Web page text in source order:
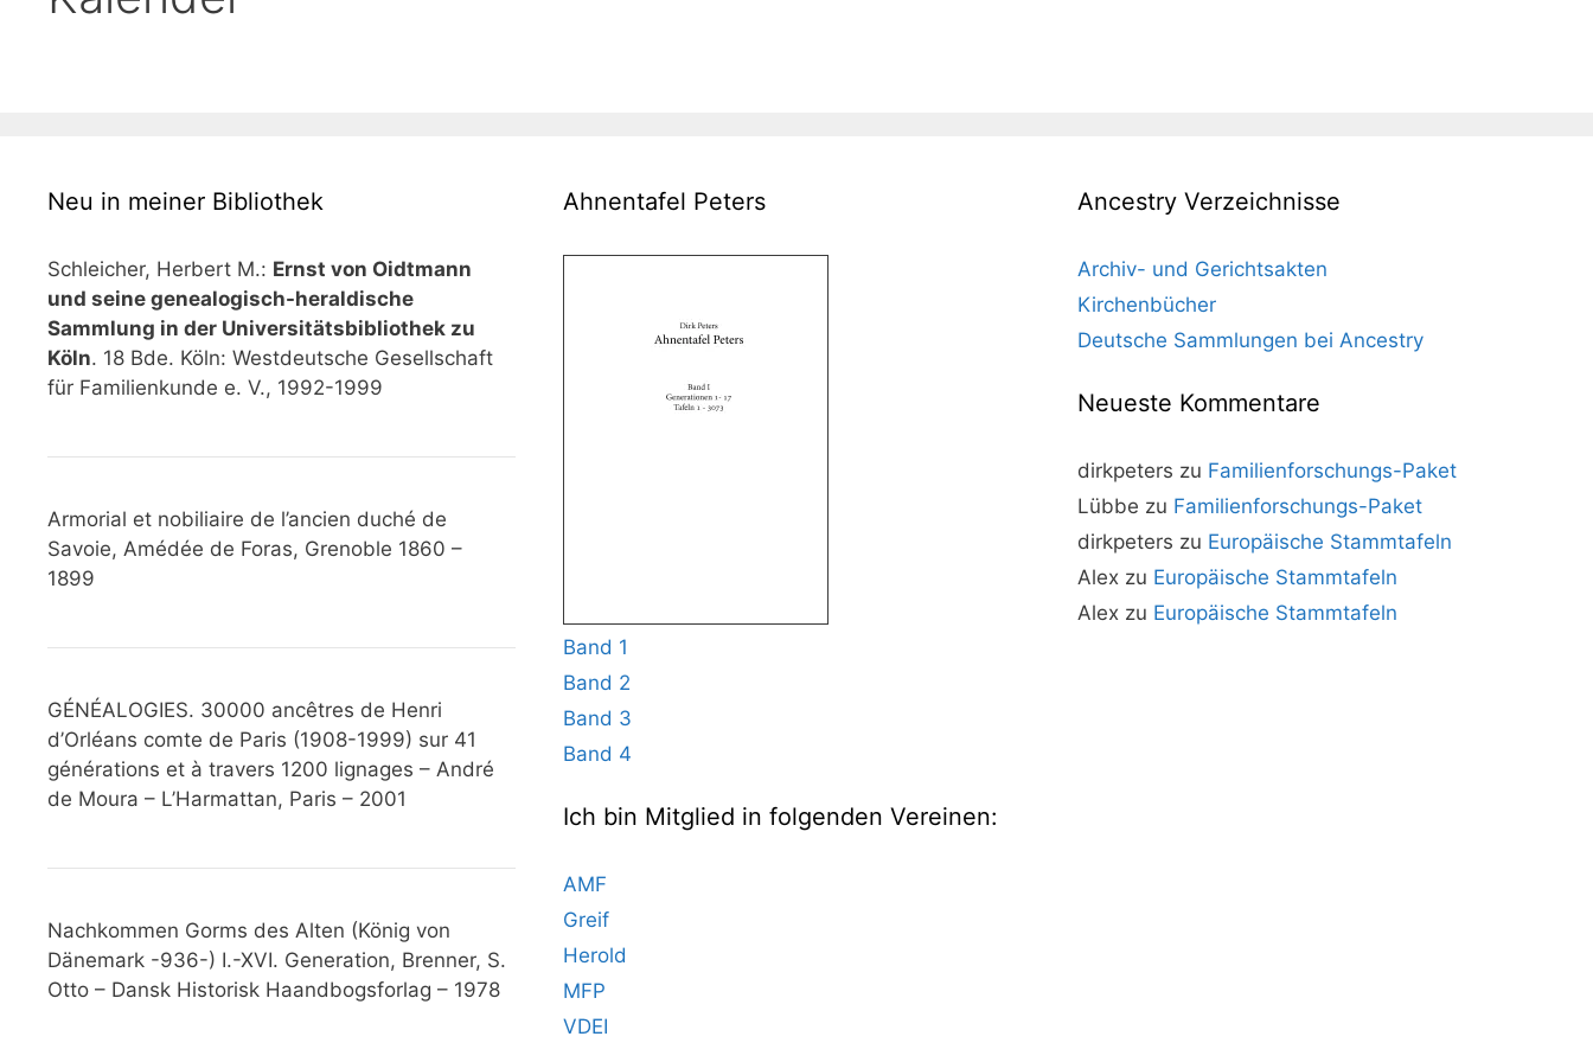
Neu in meiner Bibliothek
Schleicher, Herbert M.: Ernst von Oidtmann
und seine genealogisch-heraldische
Sammlung in der Universitätsbibliothek zu
Köln. 18 Bde. Köln: Westdeutsche Gesellschaft
für Familienkunde e. V., 1992-1999
Armorial et nobiliaire de l’ancien duché de
Savoie, Amédée de Foras, Grenoble 1860 –
1899
GÉNÉALOGIES. 30000 ancêtres de Henri
d’Orléans comte de Paris (1908-1999) sur 41
générations et à travers 1200 lignages – André
de Moura – L’Harmattan, Paris – 2001
Nachkommen Gorms des Alten (König von
Dänemark -936-) I.-XVI. Generation, Brenner, S.
Otto – Dansk Historisk Haandbogsforlag – 1978
Ahnentafel Peters
Band 1
Band 2
Band 3
Band 4
Ich bin Mitglied in folgenden Vereinen:
AMF
Greif
Herold
MFP
VDEI
Ancestry Verzeichnisse
Archiv- und Gerichtsakten
Kirchenbücher
Deutsche Sammlungen bei Ancestry
Neueste Kommentare
dirkpeters zu Familienforschungs-Paket
Lübbe zu Familienforschungs-Paket
dirkpeters zu Europäische Stammtafeln
Alex zu Europäische Stammtafeln
Alex zu Europäische Stammtafeln